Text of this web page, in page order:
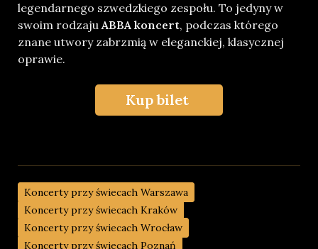
legendarnego szwedzkiego zespołu. To jedyny w
swoim rodzajuABBA koncert, podczas którego
znane utwory zabrzmią w eleganckiej, klasycznej
oprawie.
Kup bilet
Koncerty przy świecach Warszawa
Koncerty przy świecach Kraków
Koncerty przy świecach Wrocław
Koncerty przy świecach Poznań